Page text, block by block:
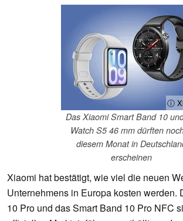
ⓘ
Das Xiaomi Smart Band 10
Watch S5 46 mm dürften
diesem Monat in
erscheinen
Xiaomi hat bestätigt, wie viel die neuen
Unternehmens in Europa kosten werden.
10 Pro und das Smart Band 10 Pro NFC